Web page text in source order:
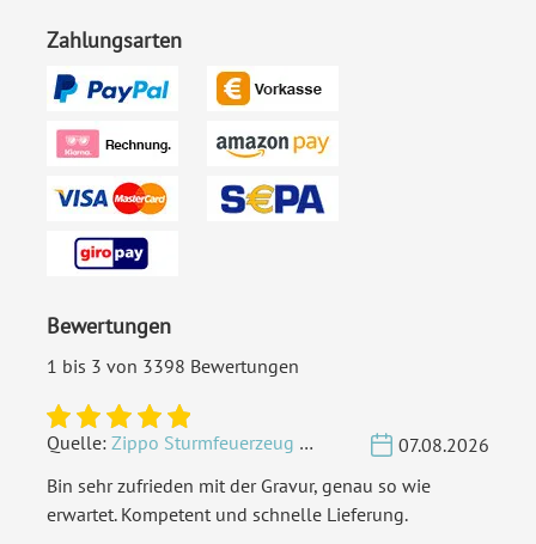
Highlights: Individuell bedruckt
Klappkarte
Inklusiv-Leistungen:
Inkl. Druck Ihrer Texte und
Ihrem Foto
Foto:
Ecken:
diesen Preis können Sie mit
der Deutschen Post
Zahlungsarten
Bewertungen
1 bis 3 von 3398 Bewertungen
Quelle: Zippo Sturmfeuerzeug Chrom - Verzierte Initialen
07.08.2026
Bin sehr zufrieden mit der Gravur, genau so wie
erwartet. Kompetent und schnelle Lieferung.